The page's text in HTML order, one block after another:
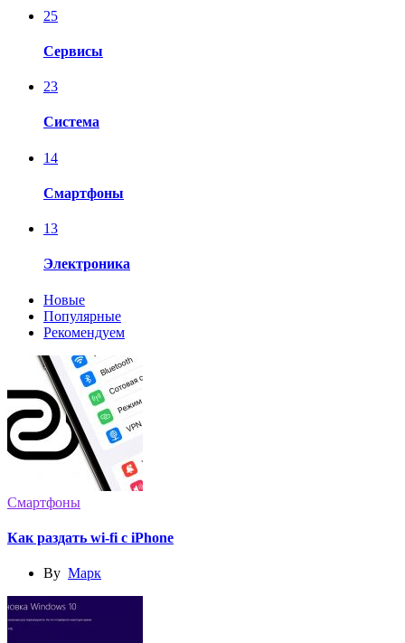
25
Сервисы
23
Система
14
Смартфоны
13
Электроника
Новые
Популярные
Рекомендуем
Смартфоны
Как раздать wi-fi с iPhone
By Марк